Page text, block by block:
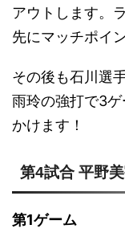
アウトします。
先にマッチポイ
その後も石川選
雨玲の強打で3
かけます！
第4試合 平野
第1ゲーム